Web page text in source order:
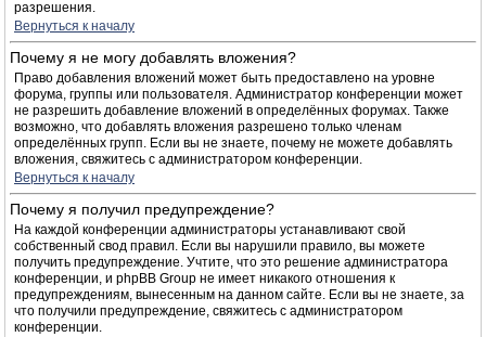
разрешения.
Вернуться к началу
Почему я не могу добавлять вложения?
Право добавления вложений может быть предоставлено на уровне
форума, группы или пользователя. Администратор конференции может
не разрешить добавление вложений в определённых форумах. Также
возможно, что добавлять вложения разрешено только членам
определённых групп. Если вы не знаете, почему не можете добавлять
вложения, свяжитесь с администратором конференции.
Вернуться к началу
Почему я получил предупреждение?
На каждой конференции администраторы устанавливают свой
собственный свод правил. Если вы нарушили правило, вы можете
получить предупреждение. Учтите, что это решение администратора
конференции, и phpBB Group не имеет никакого отношения к
предупреждениям, вынесенным на данном сайте. Если вы не знаете, за
что получили предупреждение, свяжитесь с администратором
конференции.